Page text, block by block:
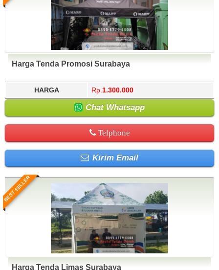
Harga Tenda Promosi Surabaya
HARGA Rp. 1.300.000
Chat Whatsapp
Telphone
Kirim Email
BEST SELLER
Harga Tenda Limas Surabaya